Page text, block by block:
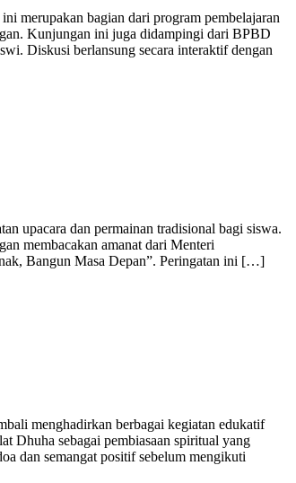
merupakan bagian dari program pembelajaran
Kunjungan ini juga didampingi dari BPBD
Diskusi berlansung secara interaktif dengan
upacara dan permainan tradisional bagi siswa.
membacakan amanat dari Menteri
Bangun Masa Depan”. Peringatan ini […]
menghadirkan berbagai kegiatan edukatif
Dhuha sebagai pembiasaan spiritual yang
dan semangat positif sebelum mengikuti